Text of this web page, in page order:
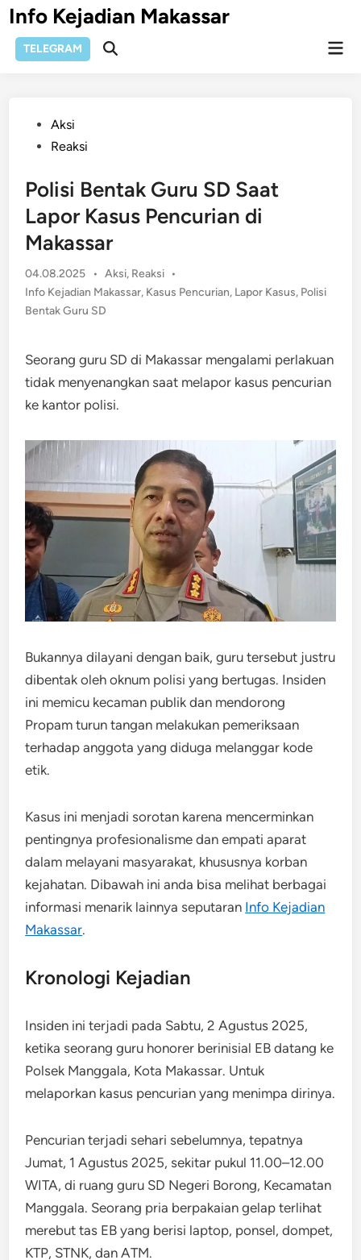
Skip
to
content
Info Kejadian Makassar
TELEGRAM
Open
PostedAksi
Reaksi
Polisi Bentak Guru SD Saat
Lapor Kasus Pencurian di
Makassar
04.08.2025 • Posted
in
Aksi, Reaksi •
Info Kejadian Makassar, Kasus Pencurian, Lapor Kasus, Polisi
Bentak Guru SD
Seorang guru SD di Makassar mengalami perlakuan
tidak menyenangkan saat melapor kasus pencurian
ke kantor polisi.
Bukannya dilayani dengan baik, guru tersebut justru
dibentak oleh oknum polisi yang bertugas. Insiden
ini memicu kecaman publik dan mendorong
Propam turun tangan melakukan pemeriksaan
terhadap anggota yang diduga melanggar kode
etik.
Kasus ini menjadi sorotan karena mencerminkan
pentingnya profesionalisme dan empati aparat
dalam melayani masyarakat, khususnya korban
kejahatan. Dibawah ini anda bisa melihat berbagai
informasi menarik lainnya seputaran Info Kejadian
Makassar.
Kronologi Kejadian
Insiden ini terjadi pada Sabtu, 2 Agustus 2025,
ketika seorang guru honorer berinisial EB datang ke
Polsek Manggala, Kota Makassar. Untuk
melaporkan kasus pencurian yang menimpa dirinya.
Pencurian terjadi sehari sebelumnya, tepatnya
Jumat, 1 Agustus 2025, sekitar pukul 11.00–12.00
WITA, di ruang guru SD Negeri Borong, Kecamatan
Manggala. Seorang pria berpakaian gelap terlihat
merebut tas EB yang berisi laptop, ponsel, dompet,
KTP, STNK, dan ATM.